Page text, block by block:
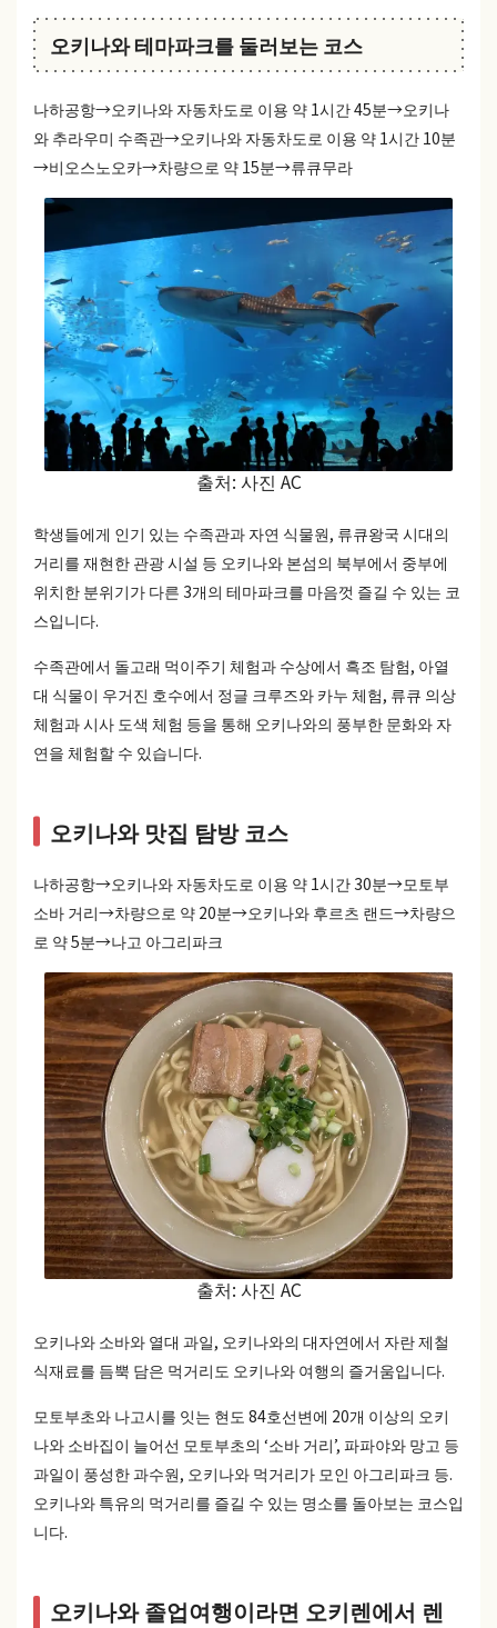
오키나와 테마파크를 둘러보는 코스
나하공항→오키나와 자동차도로 이용 약 1시간 45분→오키나
와 추라우미 수족관→오키나와 자동차도로 이용 약 1시간 10분
→비오스노오카→차량으로 약 15분→류큐무라
출처: 사진 AC
학생들에게 인기 있는 수족관과 자연 식물원, 류큐왕국 시대의
거리를 재현한 관광 시설 등 오키나와 본섬의 북부에서 중부에
위치한 분위기가 다른 3개의 테마파크를 마음껏 즐길 수 있는 코
스입니다.
수족관에서 돌고래 먹이주기 체험과 수상에서 흑조 탐험, 아열
대 식물이 우거진 호수에서 정글 크루즈와 카누 체험, 류큐 의상
체험과 시사 도색 체험 등을 통해 오키나와의 풍부한 문화와 자
연을 체험할 수 있습니다.
오키나와 맛집 탐방 코스
나하공항→오키나와 자동차도로 이용 약 1시간 30분→모토부
소바 거리→차량으로 약 20분→오키나와 후르츠 랜드→차량으
로 약 5분→나고 아그리파크
출처: 사진 AC
오키나와 소바와 열대 과일, 오키나와의 대자연에서 자란 제철
식재료를 듬뿍 담은 먹거리도 오키나와 여행의 즐거움입니다.
모토부초와 나고시를 잇는 현도 84호선변에 20개 이상의 오키
나와 소바집이 늘어선 모토부초의 ‘소바 거리’, 파파야와 망고 등
과일이 풍성한 과수원, 오키나와 먹거리가 모인 아그리파크 등.
오키나와 특유의 먹거리를 즐길 수 있는 명소를 돌아보는 코스입
니다.
오키나와 졸업여행이라면 오키렌에서 렌